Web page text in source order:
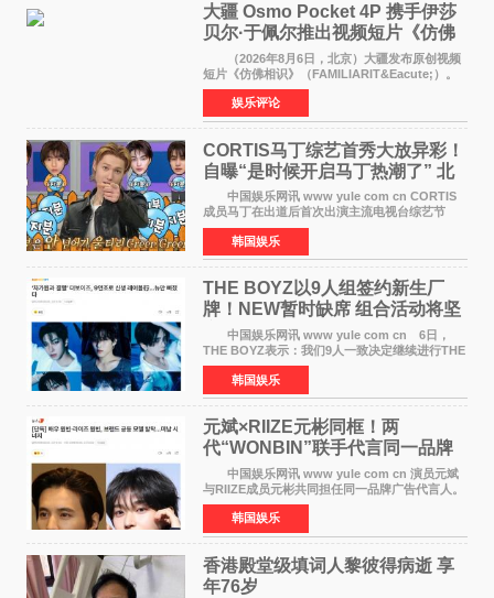
大疆 Osmo Pocket 4P 携手伊莎
贝尔·于佩尔推出视频短片《仿佛
相识》
（2026年8月6日，北京）大疆发布原创视频
短片《仿佛相识》（FAMILIARIT&Eacute;）。
视频短片由戛纳国际电影节最佳女演员伊莎贝尔·
于佩尔（Isabelle Huppert）主演，全程使用大
疆首款双主摄口
娱乐评论
CORTIS马丁综艺首秀大放异彩！
自曝“是时候开启马丁热潮了” 北
美巡演火热进行中
中国娱乐网讯 www yule com cn CORTIS
成员马丁在出道后首次出演主流电视台综艺节
目，展现了多才多艺的魅力。 马丁出演了5日
播出的MBC《Radio Star》Fashion与Passion
之间，I&lsquo;m
韩国娱乐
THE BOYZ以9人组签约新生厂
牌！NEW暂时缺席 组合活动将坚
定不移继续
中国娱乐网讯 www yule com cn 6日，
THE BOYZ表示：我们9人一致决定继续进行THE
BOYZ组合活动，并且已经完成了组合团体活动
签约。目前正在新生厂牌下进行活动准备。尚未
离开THE BOYZ原所
韩国娱乐
元斌×RIIZE元彬同框！两
代“WONBIN”联手代言同一品牌
颜值天花板合体
中国娱乐网讯 www yule com cn 演员元斌
与RIIZE成员元彬共同担任同一品牌广告代言人。
6日据独家报道，继演员元斌之后，RIIZE元彬最
近也被选为某在线中介平台A公司的共同广告代言
人，两人将作
韩国娱乐
香港殿堂级填词人黎彼得病逝 享
年76岁​